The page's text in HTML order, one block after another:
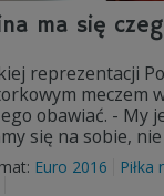
ma się
reprezentacji
meczem
obawiać. - My
się na sobie, nie
Euro 2016
Piłka